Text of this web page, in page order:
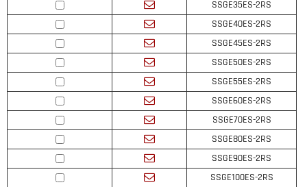
SSGE35ES-2RS
SSGE40ES-2RS
SSGE45ES-2RS
SSGE50ES-2RS
SSGE55ES-2RS
SSGE60ES-2RS
SSGE70ES-2RS
SSGE80ES-2RS
SSGE90ES-2RS
SSGE100ES-2RS